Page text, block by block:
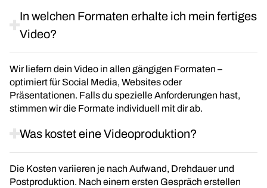
In welchen Formaten erhalte ich mein fertiges
Video?
Wir liefern dein Video in allen gängigen Formaten –
optimiert für Social Media, Websites oder
Präsentationen. Falls du spezielle Anforderungen hast,
stimmen wir die Formate individuell mit dir ab.
Was kostet eine Videoproduktion?
Die Kosten variieren je nach Aufwand, Drehdauer und
Postproduktion. Nach einem ersten Gespräch erstellen